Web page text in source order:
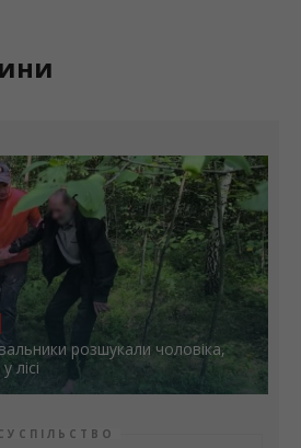
розшукали чоловіка,
лісі